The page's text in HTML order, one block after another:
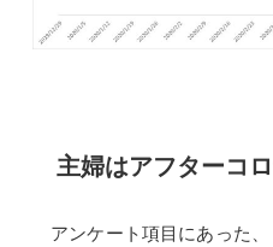
主婦はアフターコ
アンケート項目にあった